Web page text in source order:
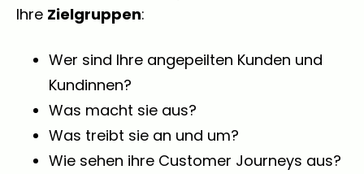
Ihre Zielgruppen:
Wer sind Ihre angepeilten Kunden und
Kundinnen?
Was macht sie aus?
Was treibt sie an und um?
Wie sehen ihre Customer Journeys aus?